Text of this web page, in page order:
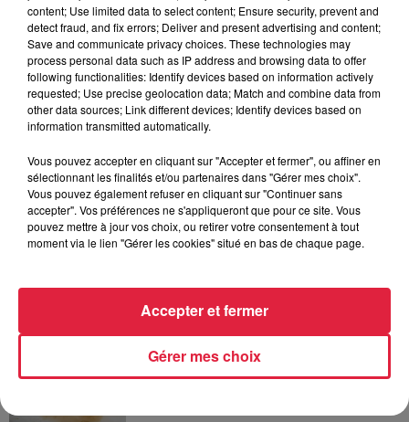
Publié : 11 juillet 2023 à 8h50 - Modifié : 11 juillet 2023 à
10h26 Antoine Martin
6h38
Les sentiers poussettes de la Vallée
de Villé
6 août 2026
À Hoerdt, de l’eau brune sort des
robinets
content; Use limited data to select content; Ensure security, prevent and
detect fraud, and fix errors; Deliver and present advertising and content;
Save and communicate privacy choices. These technologies may
process personal data such as IP address and browsing data to offer
following functionalities: Identify devices based on information actively
requested; Use precise geolocation data; Match and combine data from
other data sources; Link different devices; Identify devices based on
information transmitted automatically.
Vous pouvez accepter en cliquant sur "Accepter et fermer", ou affiner en
sélectionnant les finalités et/ou partenaires dans "Gérer mes choix".
Vous pouvez également refuser en cliquant sur "Continuer sans
accepter". Vos préférences ne s'appliqueront que pour ce site. Vous
pouvez mettre à jour vos choix, ou retirer votre consentement à tout
moment via le lien "Gérer les cookies" situé en bas de chaque page.
Gérer mes choix
Accepter et fermer